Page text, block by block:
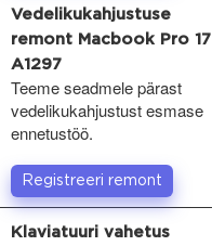
Vedelikukahjustuse
remont Macbook Pro 17
A1297
Teeme seadmele pärast
vedelikukahjustust esmase
ennetustöö.
Registreeri remont
Klaviatuuri vahetus